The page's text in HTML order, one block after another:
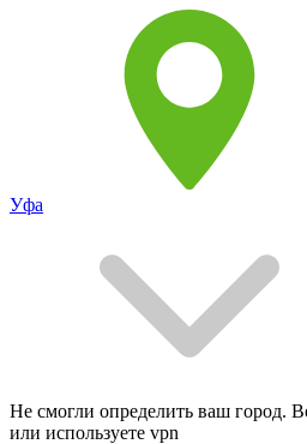
Уфа
Не смогли определить ваш город.
или используете vpn